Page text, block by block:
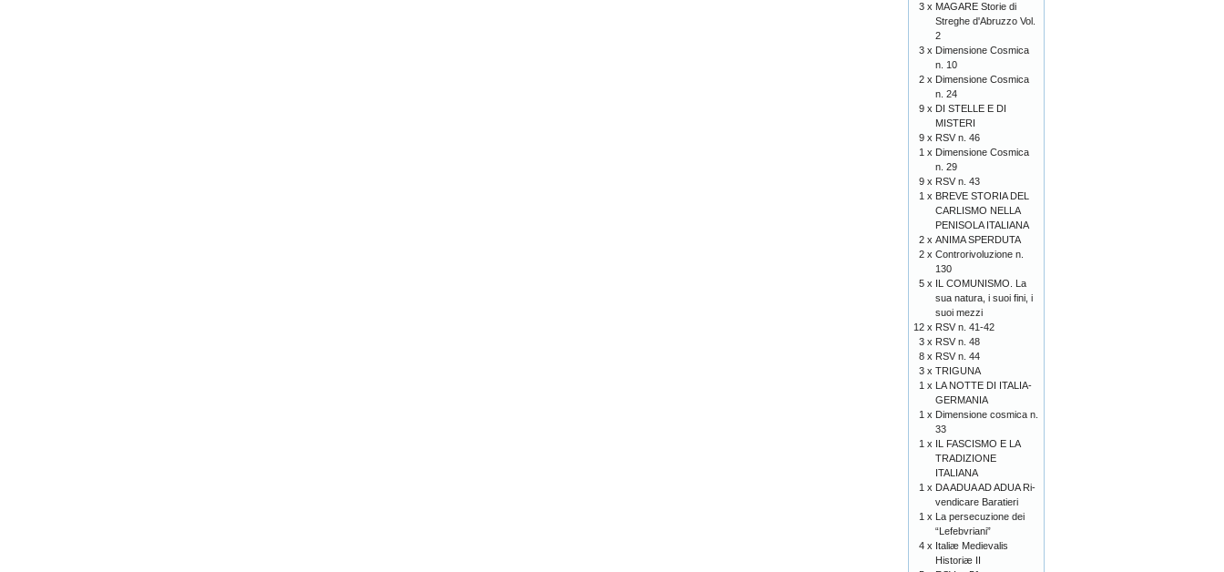
3 x MAGARE Storie di
Streghe d'Abruzzo Vol.
2
3 x Dimensione Cosmica
n. 10
2 x Dimensione Cosmica
n. 24
9 x DI STELLE E DI
MISTERI
9 x RSV n. 46
1 x Dimensione Cosmica
n. 29
9 x RSV n. 43
1 x BREVE STORIA DEL
CARLISMO NELLA
PENISOLA ITALIANA
2 x ANIMA SPERDUTA
2 x Controrivoluzione n.
130
5 x IL COMUNISMO. La
sua natura, i suoi fini, i
suoi mezzi
12 x RSV n. 41-42
3 x RSV n. 48
8 x RSV n. 44
3 x TRIGUNA
1 x LA NOTTE DI ITALIA-
GERMANIA
1 x Dimensione cosmica n.
33
1 x IL FASCISMO E LA
TRADIZIONE
ITALIANA
1 x DA ADUA AD ADUA Ri-
vendicare Baratieri
1 x La persecuzione dei
“Lefebvriani”
4 x Italiæ Medievalis
Historiæ II